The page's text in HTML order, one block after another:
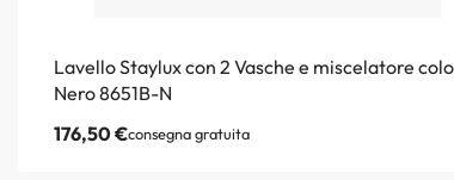
Lavello Staylux con 2 Vasche e miscelatore
Nero 8651B-N
176,50€consegna gratuita